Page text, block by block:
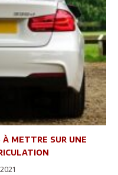
mettre sur une